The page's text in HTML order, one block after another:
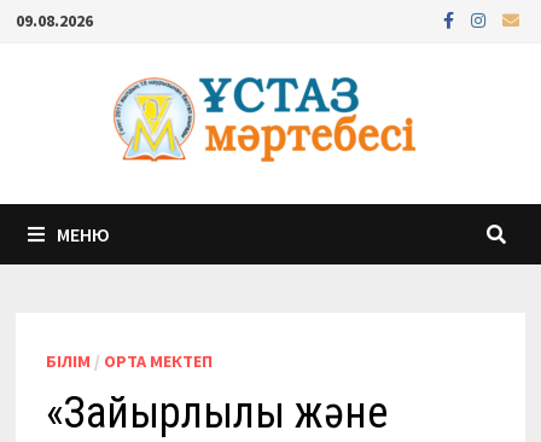
Перейти
содержимому
09.08.2026
МЕНЮ
БІЛІМ / ОРТА МЕКТЕП
«Зайырлылық және